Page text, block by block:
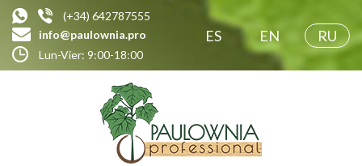
(+34) 642787555
info@paulownia.pro
Lun-Vier: 9:00-18:00
ES EN RU